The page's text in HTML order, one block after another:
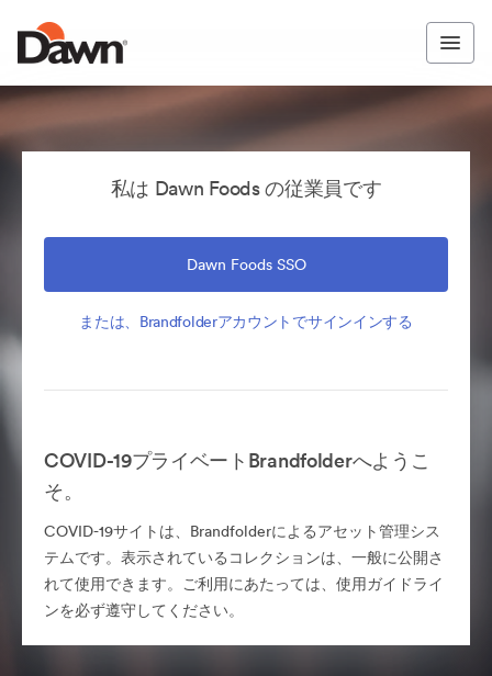
私は Dawn Foods の従業員です
Dawn Foods SSO
または、Brandfolderアカウントでサインインする
COVID-19プライベートBrandfolderへようこ
そ。
COVID-19サイトは、Brandfolderによるアセット管理シス
テムです。表示されているコレクションは、一般に公開さ
れて使用できます。ご利用にあたっては、使用ガイドライ
ンを必ず遵守してください。